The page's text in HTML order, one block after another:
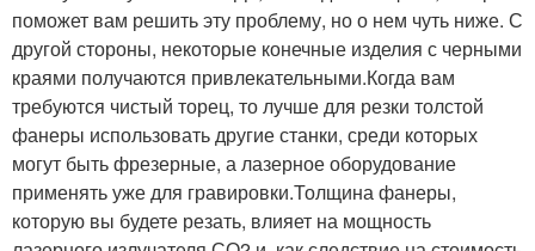
поможет вам решить эту проблему, но о нем чуть ниже. С
другой стороны, некоторые конечные изделия с черными
краями получаются привлекательными.Когда вам
требуются чистый торец, то лучше для резки толстой
фанеры использовать другие станки, среди которых
могут быть фрезерные, а лазерное оборудование
применять уже для гравировки.Толщина фанеры,
которую вы будете резать, влияет на мощность